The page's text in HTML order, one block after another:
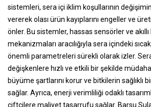
sistemleri, sera içi iklim koşullarının
vererek olası ürün kayıplarını engeller ve
önler. Bu sistemler, hassas sensörler ve akıllı
mekanizmaları aracılığıyla sera içindeki
önemli parametreleri sürekli olarak izler.
değişkenlere hızlı ve etkili bir şekilde
büyüme şartlarını korur ve bitkilerin sağlıklı
sağlar. Ayrıca, enerji verimliliği odaklı
çiftçilere maliyet tasarrufu sağlar. Barsu